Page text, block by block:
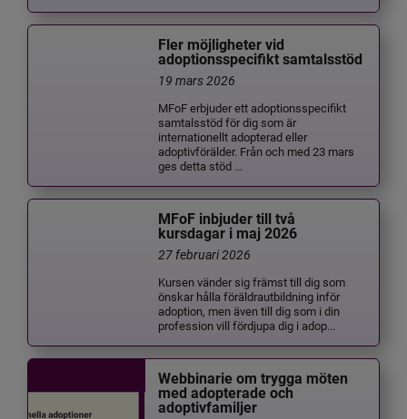
Fler möjligheter vid
adoptionsspecifikt samtalsstöd
19 mars 2026
MFoF erbjuder ett adoptionsspecifikt
samtalsstöd för dig som är
internationellt adopterad eller
adoptivförälder. Från och med 23 mars
ges detta stöd ...
MFoF inbjuder till två
kursdagar i maj 2026
27 februari 2026
Kursen vänder sig främst till dig som
önskar hålla föräldrautbildning inför
adoption, men även till dig som i din
profession vill fördjupa dig i adop...
Webbinarie om trygga möten
med adopterade och
adoptivfamiljer